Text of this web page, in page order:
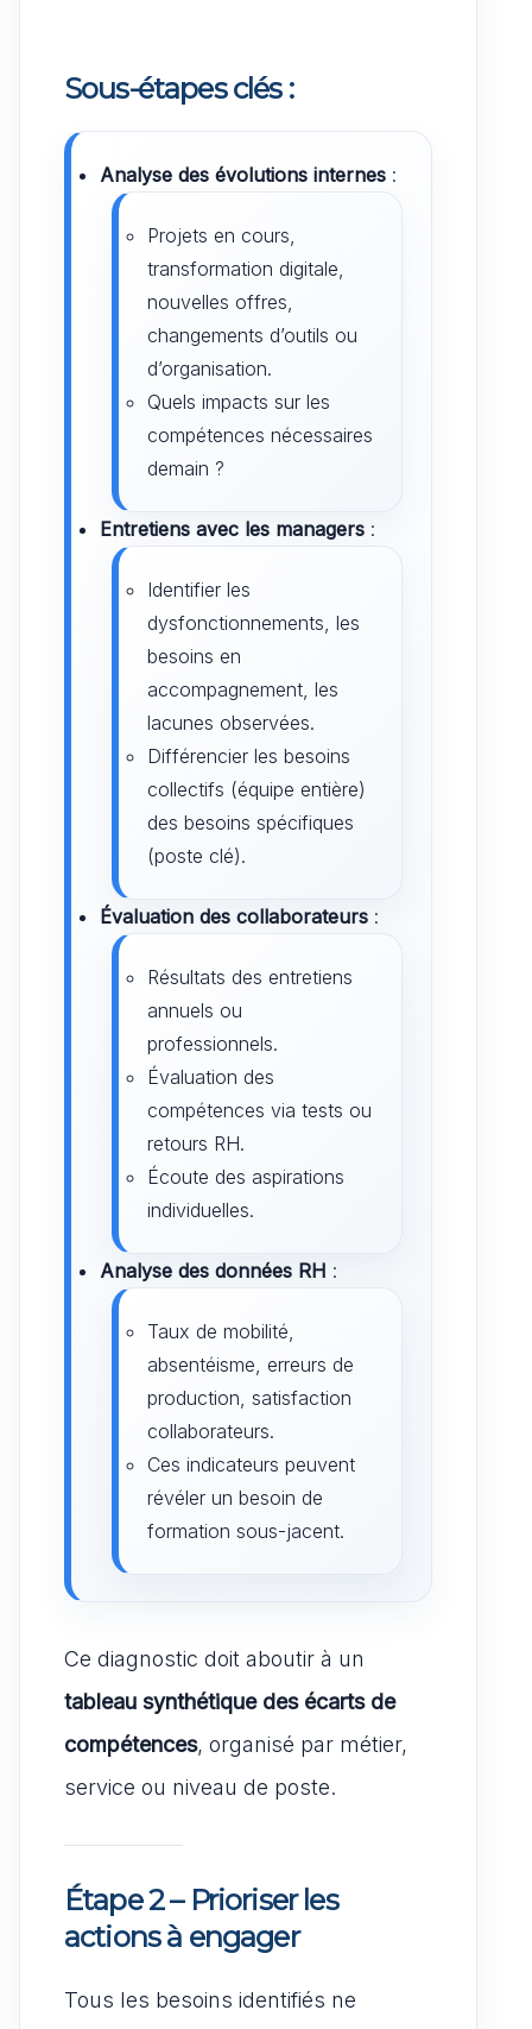
Sous-étapes clés :
Analyse des évolutions internes :
Projets en cours,
transformation digitale,
nouvelles offres,
changements d’outils ou
d’organisation.
Quels impacts sur les
compétences nécessaires
demain ?
Entretiens avec les managers :
Identifier les
dysfonctionnements, les
besoins en
accompagnement, les
lacunes observées.
Différencier les besoins
collectifs (équipe entière)
des besoins spécifiques
(poste clé).
Évaluation des collaborateurs :
Résultats des entretiens
annuels ou
professionnels.
Évaluation des
compétences via tests ou
retours RH.
Écoute des aspirations
individuelles.
Analyse des données RH :
Taux de mobilité,
absentéisme, erreurs de
production, satisfaction
collaborateurs.
Ces indicateurs peuvent
révéler un besoin de
formation sous-jacent.
Ce diagnostic doit aboutir à un
tableau synthétique des écarts de
compétences, organisé par métier,
service ou niveau de poste.
Étape 2 – Prioriser les
actions à engager
Tous les besoins identifiés ne